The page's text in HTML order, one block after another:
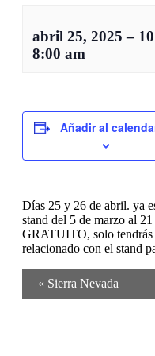
abril 25, 2025–
8:00 am
Añadir al
Días 25 y 26 de abril. ya
stand del 5 de marzo al
GRATUITO, solo tendrás
relacionado con el stand
Navegación
« Sierra Nevada